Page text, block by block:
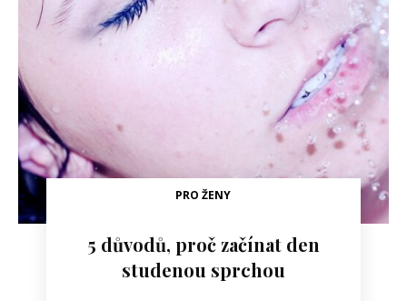
PRO ŽENY
5 důvodů, proč začínat den
studenou sprchou